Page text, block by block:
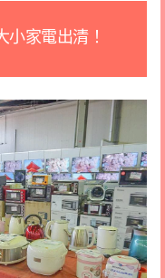
小家電出清！